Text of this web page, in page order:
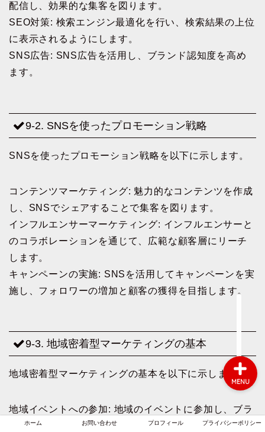
配信し、効果的な集客を図ります。
SEO対策: 検索エンジン最適化を行い、検索結果の上位
に表示されるようにします。
SNS広告: SNS広告を活用し、ブランド認知度を高め
ます。
9-2. SNSを使ったプロモーション戦略
SNSを使ったプロモーション戦略を以下に示します。
コンテンツマーケティング: 魅力的なコンテンツを作成
し、SNSでシェアすることで集客を図ります。
インフルエンサーマーケティング: インフルエンサーと
のコラボレーションを通じて、広範な顧客層にリーチ
します。
キャンペーンの実施: SNSを活用してキャンペーンを実
施し、フォロワーの増加と顧客の獲得を目指します。
9-3. 地域密着型マーケティングの基本
地域密着型マーケティングの基本を以下に示します。
地域イベントへの参加: 地域のイベントに参加し、ブラ
ンドの認知度を高めます。
ホーム お問い合わせ プロフィール プライバシーポリシー
MENU
ホーム
お問い合わせ
プロフィール